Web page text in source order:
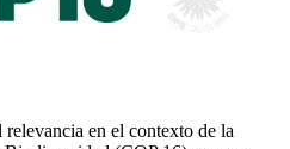
en el contexto de la